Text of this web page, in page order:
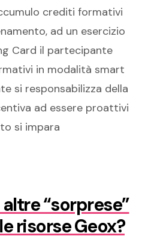
crediti formativi
ad un esercizio
Card il partecipante
in modalità smart
si responsabilizza della
ad essere proattivi
si impara
“sorprese”
risorse Geox?